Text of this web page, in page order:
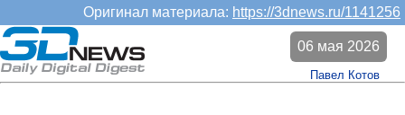
Оригинал материала: https://3dnews.ru/1141256
06 мая 2026
Павел Котов